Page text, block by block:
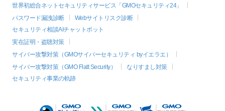
世界初総合ネットセキュリティサービス「GMOセキュリティ24」
パスワード漏洩診断
Webサイトリスク診断
セキュリティ相談AIチャットボット
実在証明・盗聴対策
サイバー攻撃対策（GMOサイバーセキュリティ byイエラエ）
サイバー攻撃対策（GMO Flatt Security）
なりすまし対策
セキュリティ事業の軌跡